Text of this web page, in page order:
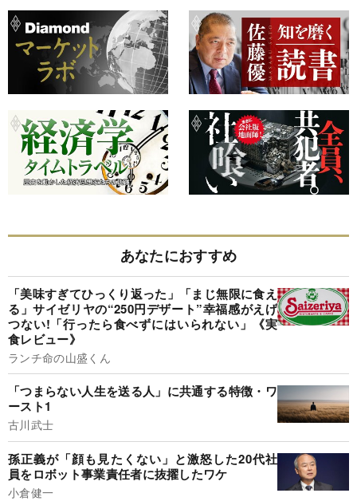
あなたにおすすめ
「美味すぎてひっくり返った」「まじ無限に食え
る」サイゼリヤの“250円デザート”幸福感がえげ
つない!「行ったら食べずにはいられない」《実
食レビュー》
ランチ命の山盛くん
「つまらない人生を送る人」に共通する特徴・ワ
ースト1
古川武士
孫正義が「顔も見たくない」と激怒した20代社
員をロボット事業責任者に抜擢したワケ
小倉健一